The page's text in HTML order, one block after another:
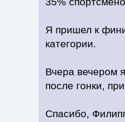
Я пришел к
категории.
Вчера вечером
после гонки,
Спасибо,